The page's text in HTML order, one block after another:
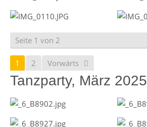
Seite 1 von 2
1 2 Vorwärts
Tanzparty, März 2025